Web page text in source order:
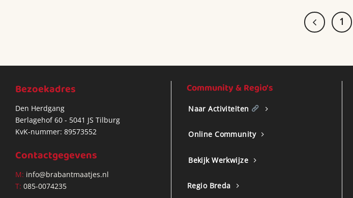
1
Bezoekadres
Den Herdgang
Berlagehof 60 - 5041 JS Tilburg
KvK-nummer: 89573552
Contactgegevens
M: info@brabantmaatjes.nl
T: 085-0074235
Community & Regio's
Naar Activiteiten
Online Community
Bekijk Werkwijze
Regio Breda